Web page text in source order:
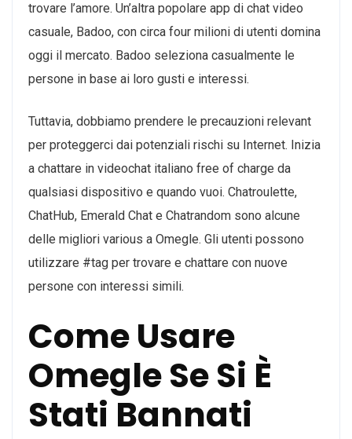
trovare l’amore. Un’altra popolare app di chat video
casuale, Badoo, con circa four milioni di utenti domina
oggi il mercato. Badoo seleziona casualmente le
persone in base ai loro gusti e interessi.
Tuttavia, dobbiamo prendere le precauzioni relevant
per proteggerci dai potenziali rischi su Internet. Inizia
a chattare in videochat italiano free of charge da
qualsiasi dispositivo e quando vuoi. Chatroulette,
ChatHub, Emerald Chat e Chatrandom sono alcune
delle migliori various a Omegle. Gli utenti possono
utilizzare #tag per trovare e chattare con nuove
persone con interessi simili.
Come Usare
Omegle Se Si È
Stati Bannati